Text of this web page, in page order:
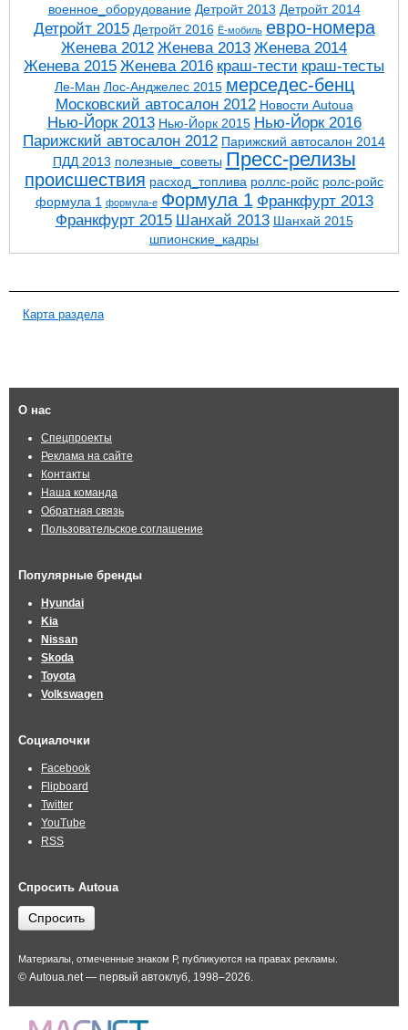
военное_оборудование Детройт 2013 Детройт 2014
Детройт 2015 Детройт 2016 Ё-мобиль евро-номера
Женева 2012 Женева 2013 Женева 2014
Женева 2015 Женева 2016 краш-тести краш-тесты
Ле-Ман Лос-Анджелес 2015 мерседес-бенц
Московский автосалон 2012 Новости Autoua
Нью-Йорк 2013 Нью-Йорк 2015 Нью-Йорк 2016
Парижский автосалон 2012 Парижский автосалон 2014
ПДД 2013 полезные_советы Пресс-релизы
проиcшествия расход_топлива роллс-ройс ролс-ройс
формула 1 формула-е Формула 1 Франкфурт 2013
Франкфурт 2015 Шанхай 2013 Шанхай 2015
шпионские_кадры
Карта раздела
О нас
Спецпроекты
Реклама на сайте
Контакты
Наша команда
Обратная связь
Пользовательское соглашение
Популярные бренды
Hyundai
Kia
Nissan
Skoda
Toyota
Volkswagen
Социалочки
Facebook
Flipboard
Twitter
YouTube
RSS
Спросить Autoua
Спросить
Материалы, отмеченные знаком Р, публикуются на правах рекламы.
© Autoua.net — первый автоклуб, 1998–2026.